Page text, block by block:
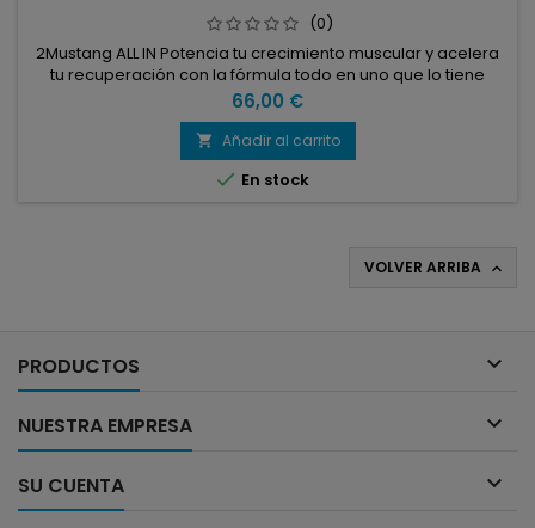
(0)
2Mustang ALL IN Potencia tu crecimiento muscular y acelera
tu recuperación con la fórmula todo en uno que lo tiene
todo: proteínas, carbohidratos y aminoácidos 0
Precio
66,00 €
 Añadir al carrito
 En stock
VOLVER ARRIBA 
PRODUCTOS 
NUESTRA EMPRESA 
SU CUENTA 